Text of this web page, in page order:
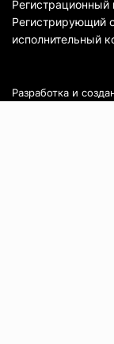
Регистрирующий
исполнительный
Разработка и